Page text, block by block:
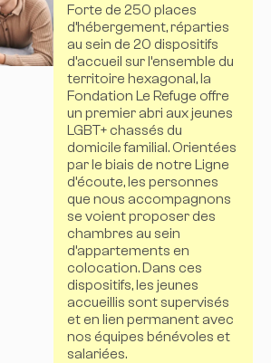
Forte de 250 places
d’hébergement, réparties
au sein de 20 dispositifs
d’accueil sur l’ensemble du
territoire hexagonal, la
Fondation Le Refuge offre
un premier abri aux jeunes
LGBT+ chassés du
domicile familial. Orientées
par le biais de notre Ligne
d’écoute, les personnes
que nous accompagnons
se voient proposer des
chambres au sein
d’appartements en
colocation. Dans ces
dispositifs, les jeunes
accueillis sont supervisés
et en lien permanent avec
nos équipes bénévoles et
salariées.